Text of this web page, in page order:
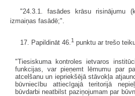
"24.3.1. fasādes krāsu risinājumu
izmaiņas fasādē;".
17. Papildināt 46.1 punktu ar trešo
"Tiesiskuma kontroles ietvaros
funkcijas, var pieņemt lēmumu par
atcelšanu un iepriekšējā stāvokļa
būvniecību attiecīgajā teritorijā
būvdarbi neatbilst paziņojumam par